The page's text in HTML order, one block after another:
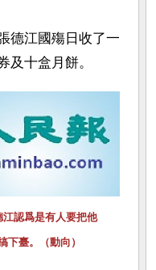
德江國殤日收了一
及十盒月餅。
江認爲是有人要把他
下臺。（動向）